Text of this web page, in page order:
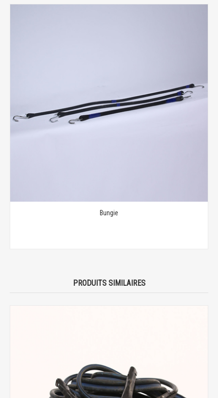
Bungie
PRODUITS SIMILAIRES